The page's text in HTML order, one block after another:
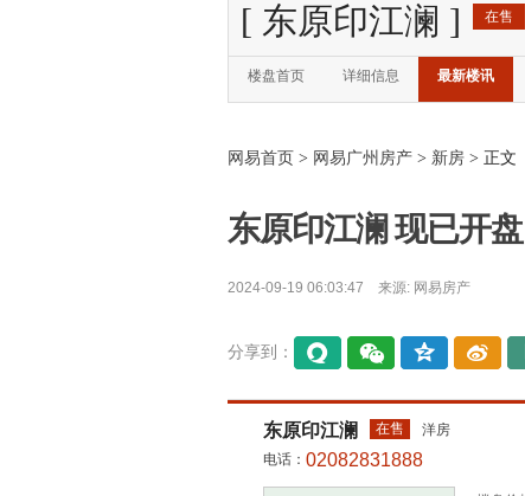
[ 东原印江澜 ] 在售
楼盘首页 详细信息 最新楼讯
网易首页 > 网易广州房产 > 新房 > 正文
东原印江澜 现已开
2024-09-19 06:03:47 来源: 网易房产
分享到：
间
东原印江澜 在售
洋房
电话： 02082831888